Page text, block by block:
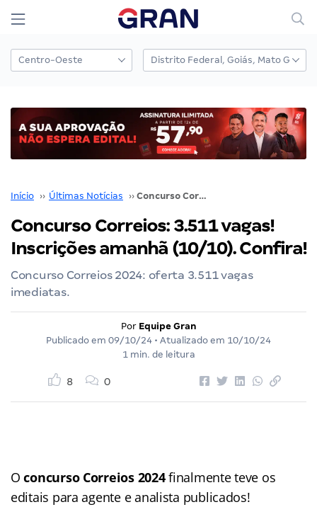
Início ›› Últimas Notícias ›› Concurso Correios: 3.511 vagas! Inscrições amanhã (10/10). Confira!
Concurso Correios: 3.511 vagas!
Inscrições amanhã (10/10). Confira!
Concurso Correios 2024: oferta 3.511 vagas
imediatas.
Por Equipe Gran
Publicado em 09/10/24 • Atualizado em 10/10/24
1 min. de leitura
8 0
O concurso Correios 2024finalmente teve os
editais para agente e analista publicados!